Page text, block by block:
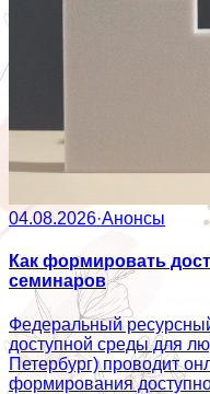
04.08.2026·Анонсы
Как формировать
семинаров
Федеральный
доступной среды для
Петербург) проводит
формирования